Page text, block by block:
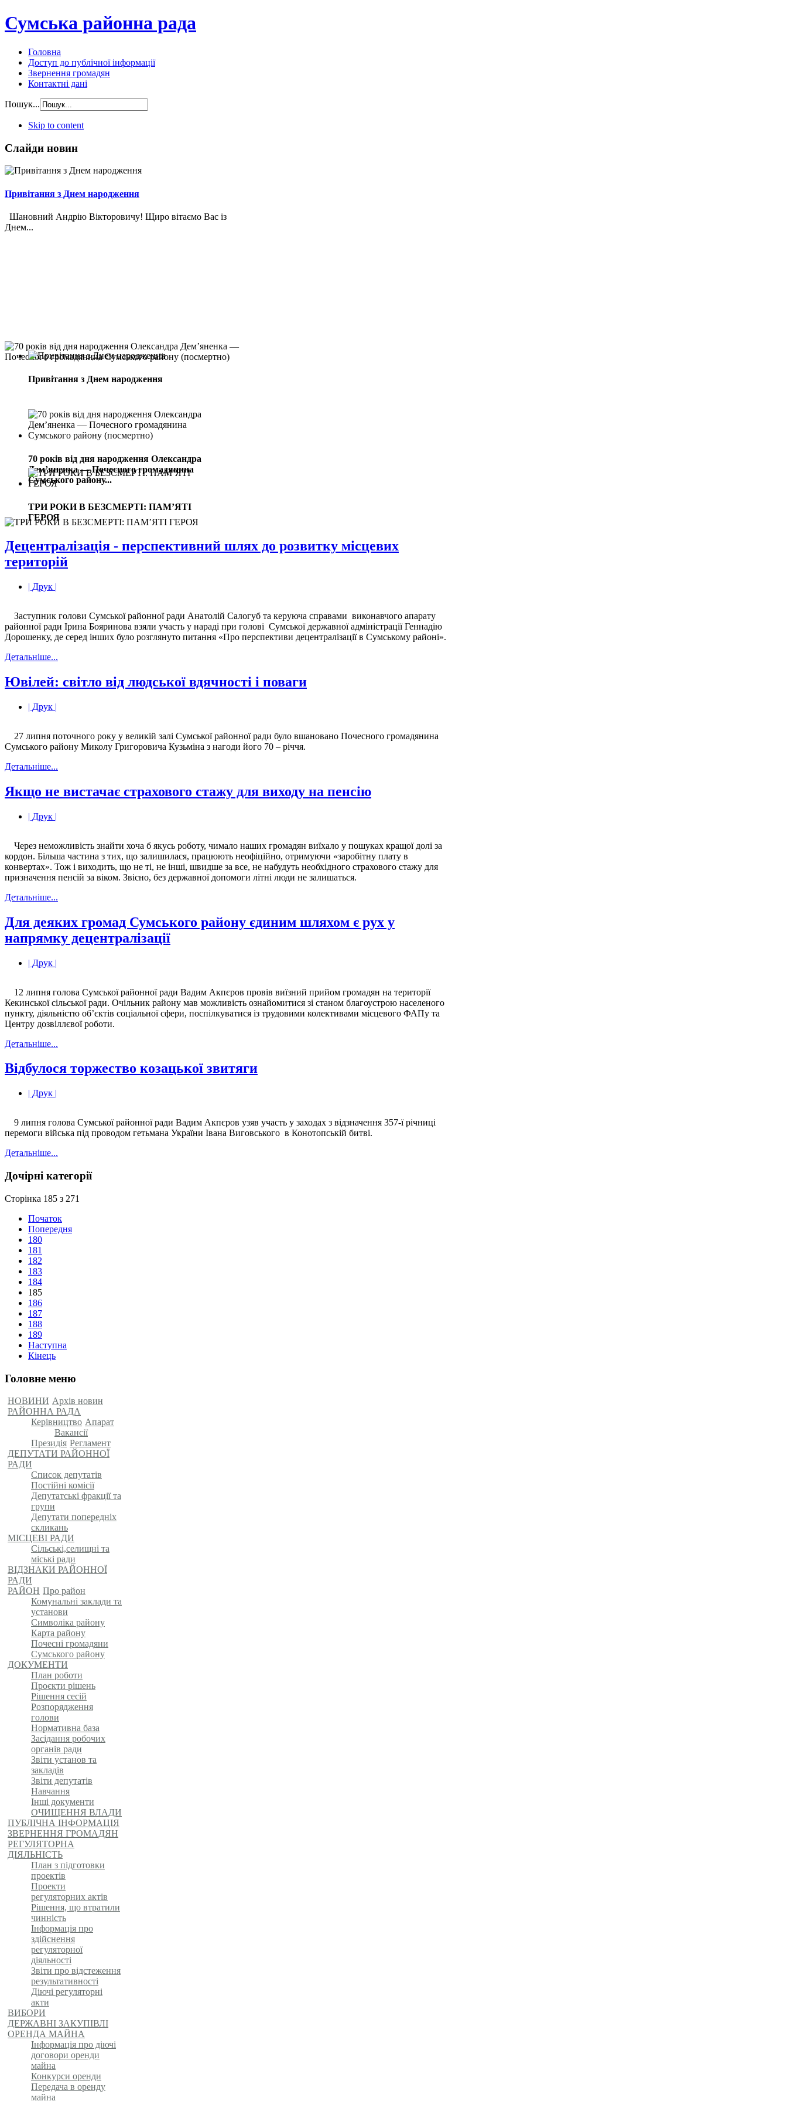
Сумська районна рада
Головна
Доступ до публічної інформації
Звернення громадян
Контактні дані
Пошук...
Skip to content
Слайди новин
Привітання з Днем народження
Шановний Андрію Вікторовичу! Щиро вітаємо Вас із
Днем...
Привітання з Днем народження
70 років від дня народження Олександра
Дем’яненка — Почесного громадянина
Сумського району...
ТРИ РОКИ В БЕЗСМЕРТІ: ПАМ’ЯТІ
ГЕРОЯ
Децентралізація - перспективний шлях до розвитку місцевих
територій
| Друк |
Заступник голови Сумської районної ради Анатолій Салогуб та керуюча справами виконавчого апарату
районної ради Ірина Бояринова взяли участь у нараді при голові Сумської державної адміністрації Геннадію
Дорошенку, де серед інших було розглянуто питання «Про перспективи децентралізації в Сумському районі».
Детальніше...
Ювілей: світло від людської вдячності і поваги
| Друк |
27 липня поточного року у великій залі Сумської районної ради було вшановано Почесного громадянина
Сумського району Миколу Григоровича Кузьміна з нагоди його 70 – річчя.
Детальніше...
Якщо не вистачає страхового стажу для виходу на пенсію
| Друк |
Через неможливість знайти хоча б якусь роботу, чимало наших громадян виїхало у пошуках кращої долі за
кордон. Більша частина з тих, що залишилася, працюють неофіційно, отримуючи «заробітну плату в
конвертах». Тож і виходить, що не ті, не інші, швидше за все, не набудуть необхідного страхового стажу для
призначення пенсій за віком. Звісно, без державної допомоги літні люди не залишаться.
Детальніше...
Для деяких громад Сумського району єдиним шляхом є рух у
напрямку децентралізації
| Друк |
12 липня голова Сумської районної ради Вадим Акпєров провів виїзний прийом громадян на території
Кекинської сільської ради. Очільник району мав можливість ознайомитися зі станом благоустрою населеного
пункту, діяльністю об’єктів соціальної сфери, поспілкуватися із трудовими колективами місцевого ФАПу та
Центру дозвіллєвої роботи.
Детальніше...
Відбулося торжество козацької звитяги
| Друк |
9 липня голова Сумської районної ради Вадим Акпєров узяв участь у заходах з відзначення 357-ї річниці
перемоги війська під проводом гетьмана України Івана Виговського в Конотопській битві.
Детальніше...
Дочірні категорії
Сторінка 185 з 271
Початок
Попередня
180
181
182
183
184
185
186
187
188
189
Наступна
Кінець
Головне меню
НОВИНИ Архів новин
РАЙОННА РАДА
Керівництво Апарат
Вакансії
Президія Регламент
ДЕПУТАТИ РАЙОННОЇ
РАДИ
Список депутатів
Постійні комісії
Депутатські фракції та
групи
Депутати попередніх
скликань
МІСЦЕВІ РАДИ
Сільські,селищні та
міські ради
ВІДЗНАКИ РАЙОННОЇ
РАДИ
РАЙОН Про район
Комунальні заклади та
установи
Символіка району
Карта району
Почесні громадяни
Сумського району
ДОКУМЕНТИ
План роботи
Проєкти рішень
Рішення сесій
Розпорядження
голови
Нормативна база
Засідання робочих
органів ради
Звіти установ та
закладів
Звіти депутатів
Навчання
Інші документи
ОЧИЩЕННЯ ВЛАДИ
ПУБЛІЧНА ІНФОРМАЦІЯ
ЗВЕРНЕННЯ ГРОМАДЯН
РЕГУЛЯТОРНА
ДІЯЛЬНІСТЬ
План з підготовки
проектів
Проекти
регуляторних актів
Рішення, що втратили
чинність
Інформація про
здійснення
регуляторної
діяльності
Звіти про відстеження
результативності
Діючі регуляторні
акти
ВИБОРИ
ДЕРЖАВНІ ЗАКУПІВЛІ
ОРЕНДА МАЙНА
Інформація про діючі
договори оренди
майна
Конкурси оренди
Передача в оренду
майна